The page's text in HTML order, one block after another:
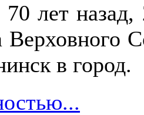
70 лет
Верховного
в город.